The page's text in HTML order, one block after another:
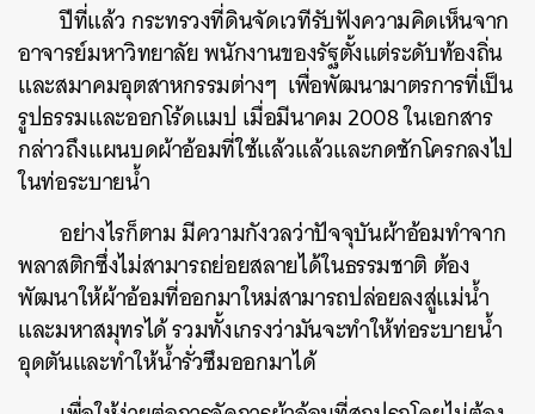
ปีที่แล้ว กระทรวงที่ดินจัดเวทีรับฟังความคิดเห็นจาก
อาจารย์มหาวิทยาลัย พนักงานของรัฐตั้งแต่ระดับท้องถิ่น
และสมาคมอุตสาหกรรมต่างๆ เพื่อพัฒนามาตรการที่เป็น
รูปธรรมและออกโร้ดแมป เมื่อมีนาคม 2008 ในเอกสาร
กล่าวถึงแผนบดผ้าอ้อมที่ใช้แล้วแล้วและกดชักโครกลงไป
ในท่อระบายน้ำ
อย่างไรก็ตาม มีความกังวลว่าปัจจุบันผ้าอ้อมทำจาก
พลาสติกซึ่งไม่สามารถย่อยสลายได้ในธรรมชาติ ต้อง
พัฒนาให้ผ้าอ้อมที่ออกมาใหม่สามารถปล่อยลงสู่แม่น้ำ
และมหาสมุทรได้ รวมทั้งเกรงว่ามันจะทำให้ท่อระบายน้ำ
อุดตันและทำให้น้ำรั่วซึมออกมาได้